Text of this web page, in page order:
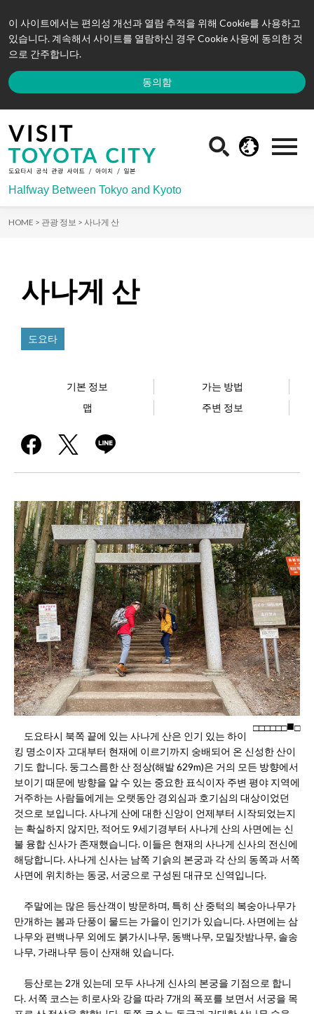
이 사이트에서는 편의성 개선과 열람 추적을 위해 Cookie를 사용하고
있습니다. 계속해서 사이트를 열람하신 경우 Cookie 사용에 동의한 것
으로 간주합니다.
동의함
Halfway Between Tokyo and Kyoto
HOME > 관광 정보 > 사나게 산
사나게 산
도요타
기본 정보
가는 방법
맵
주변 정보
□□□□□□ □
도요타시 북쪽 끝에 있는 사나게 산은 인기 있는 하이
킹 명소이자 고대부터 현재에 이르기까지 숭배되어 온 신성한 산이
기도 합니다. 둥그스름한 산 정상(해발 629m)은 거의 모든 방향에서
보이기 때문에 방향을 알 수 있는 중요한 표식이자 주변 평야 지역에
거주하는 사람들에게는 오랫동안 경외심과 호기심의 대상이었던
것으로 보입니다. 사나게 산에 대한 신앙이 언제부터 시작되었는지
는 확실하지 않지만, 적어도 9세기경부터 사나게 산의 사면에는 신
불 융합 신사가 존재했습니다. 이들은 현재의 사나게 신사의 전신에
해당합니다. 사나게 신사는 남쪽 기슭의 본궁과 각 산의 동쪽과 서쪽
사면에 위치하는 동궁, 서궁으로 구성된 대규모 신역입니다.
주말에는 많은 등산객이 방문하며, 특히 산 중턱의 복숭아나무가
만개하는 봄과 단풍이 물드는 가을이 인기가 있습니다. 사면에는 삼
나무와 편백나무 외에도 붉가시나무, 동백나무, 모밀잣밤나무, 솔송
나무, 가래나무 등이 산재해 있습니다.
등산로는 2개 있는데 모두 사나게 신사의 본궁을 기점으로 합니
다. 서쪽 코스는 히로사와 강을 따라 7개의 폭포를 보면서 서궁을 목